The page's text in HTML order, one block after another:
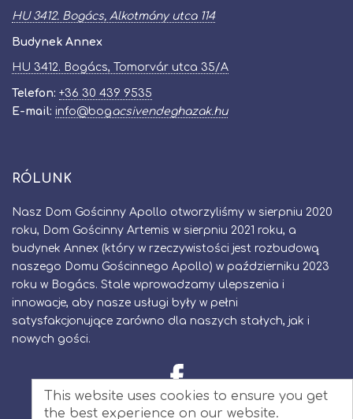
HU 3412. Bogács, Alkotmány utca 114
Budynek Annex
HU 3412. Bogács, Tomorvár utca 35/A
Telefon: +36 30 439 9535
E-mail: info@bog​acsivendeghazak.hu
RÓLUNK
Nasz Dom Gościnny Apollo otworzyliśmy w sierpniu 2020
roku, Dom Gościnny Artemis w sierpniu 2021 roku, a
budynek Annex (który w rzeczywistości jest rozbudową
naszego Domu Gościnnego Apollo) w październiku 2023
roku w Bogács. Stale wprowadzamy ulepszenia i
innowacje, aby nasze usługi były w pełni
satysfakcjonujące zarówno dla naszych stałych, jak i
nowych gości.
This website uses cookies to ensure you get
the best experience on our website.